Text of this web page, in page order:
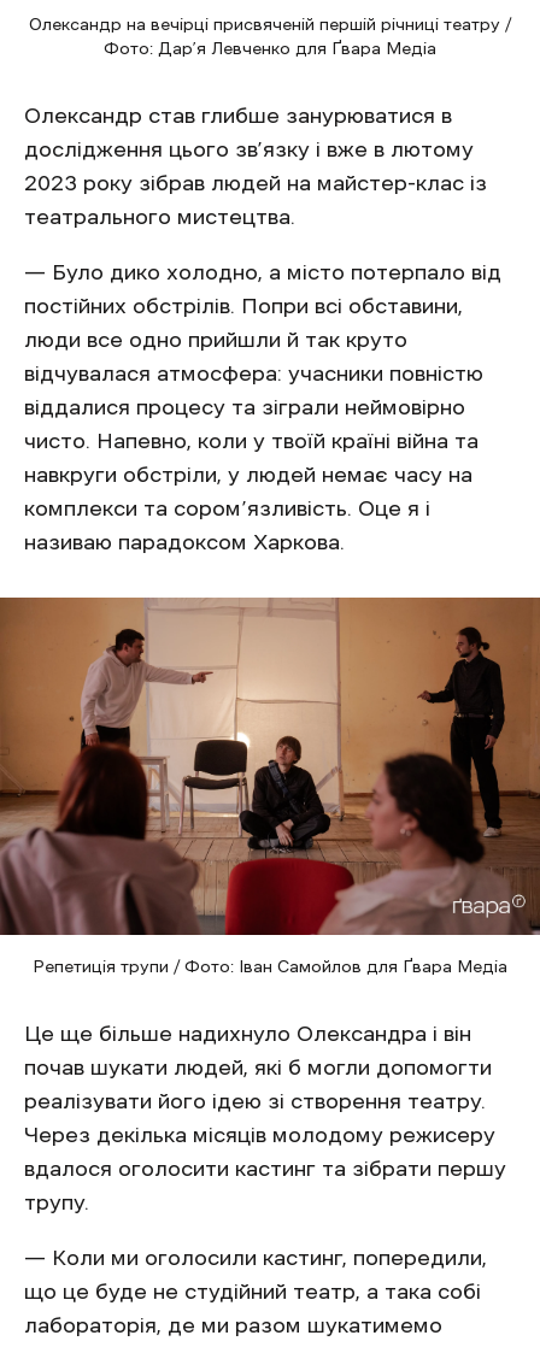
Олександр на вечірці присвяченій першій річниці театру /
Фото: Дар’я Левченко для Ґвара Медіа
Олександр став глибше занурюватися в
дослідження цього зв’язку і вже в лютому
2023 року зібрав людей на майстер-клас із
театрального мистецтва.
— Було дико холодно, а місто потерпало від
постійних обстрілів. Попри всі обставини,
люди все одно прийшли й так круто
відчувалася атмосфера: учасники повністю
віддалися процесу та зіграли неймовірно
чисто. Напевно, коли у твоїй країні війна та
навкруги обстріли, у людей немає часу на
комплекси та сором’язливість. Оце я і
називаю парадоксом Харкова.
Репетиція трупи / Фото: Іван Самойлов для Ґвара Медіа
Це ще більше надихнуло Олександра і він
почав шукати людей, які б могли допомогти
реалізувати його ідею зі створення театру.
Через декілька місяців молодому режисеру
вдалося оголосити кастинг та зібрати першу
трупу.
— Коли ми оголосили кастинг, попередили,
що це буде не студійний театр, а така собі
лабораторія, де ми разом шукатимемо